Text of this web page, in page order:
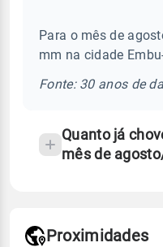
sobre
chuva
Para o mês de
mm na cidade
Fonte: 30 anos de
Quanto já
mês de
Proximidades